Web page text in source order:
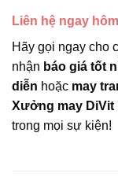
Liên hệ ngay
Hãy gọi ngay cho
nhận báo giá tốt
diễn hoặc may
Xưởng may DiVit
trong mọi sự kiện!